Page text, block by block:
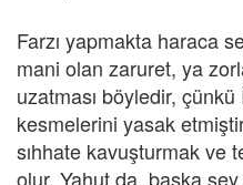
Farzı yapmakta haraca
mani olan zaruret, ya
uzatması böyledir, çünkü
kesmelerini yasak
sıhhate kavuşturmak ve
olur. Yahut da, başka